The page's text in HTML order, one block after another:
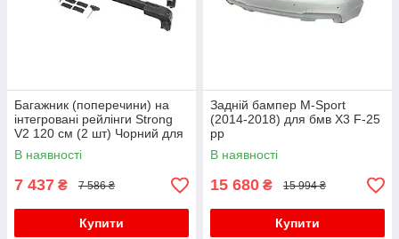
Багажник (поперечини) на
інтегровані рейлінги Strong
V2 120 см (2 шт) Чорний для
бмв X3 F-25 2011-2018 рр
В наявності
7 437 ₴ 7 586 ₴
Купити
Задній бампер M-Sport
(2014-2018) для бмв X3 F-25
рр
В наявності
15 680 ₴ 15 994 ₴
Купити